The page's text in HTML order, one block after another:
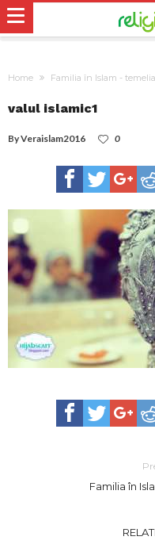
Home Familia în Islam -
valul islamic1
ByVeraislam2016 0
Familia în